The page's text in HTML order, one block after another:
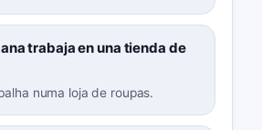
trabaja en una tienda de
numa loja de roupas.